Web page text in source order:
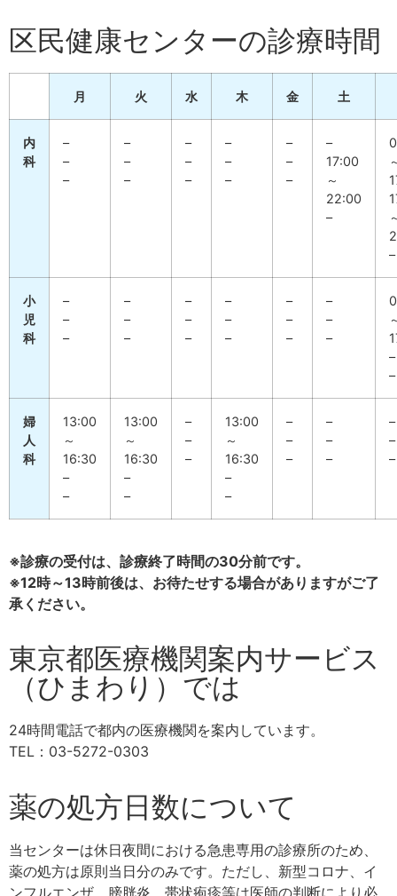
区民健康センターの診療時間
月 火 水 木 金 土
内
科
–
–
–
–
–
–
–
–
–
–
–
–
–
–
–
–
17:00
～
22:00
–
–
小
児
科
–
–
–
–
–
–
–
–
–
–
–
–
–
–
–
–
–
–
–
–
婦
人
科
13:00
～
16:30
–
–
13:00
～
16:30
–
–
–
–
–
13:00
～
16:30
–
–
–
–
–
–
–
–
–
–
–
※診療の受付は、診療終了時間の30分前です。
※12時～13時前後は、お待たせする場合がありますがご了
承ください。
東京都医療機関案内サービス
（ひまわり）では
24時間電話で都内の医療機関を案内しています。
TEL：03-5272-0303
薬の処方日数について
当センターは休日夜間における急患専用の診療所のため、
薬の処方は原則当日分のみです。ただし、新型コロナ、イ
ンフルエンザ、膀胱炎、帯状疱疹等は医師の判断により必